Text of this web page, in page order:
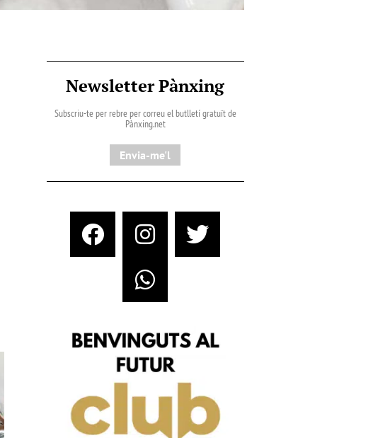
Newsletter Pànxing
Subscriu-te per rebre per correu el butlletí gratuït de
Pànxing.net​
Envia-me'l